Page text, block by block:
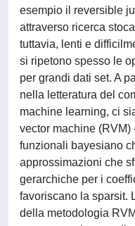
esempio il reversible
attraverso ricerca
tuttavia, lenti e
si ripetono spesso le
per grandi dati set. A
nella letteratura del
machine learning, ci
vector machine
funzionali bayesiano
approssimazioni che
gerarchiche per i
favoriscano la sparsit.
della metodologia